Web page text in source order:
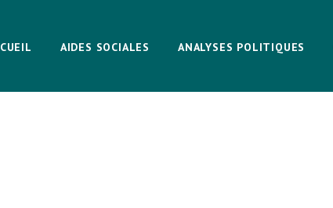
AIDES SOCIALES ANALYSES POLITIQUES